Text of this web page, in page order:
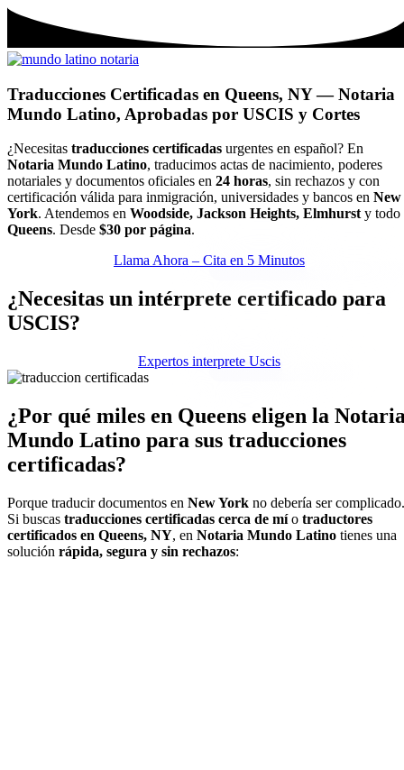
Traducciones Certificadas en Queens, NY — Notaria
Mundo Latino, Aprobadas por USCIS y Cortes
¿Necesitas traducciones certificadas urgentes en español? En
Notaria Mundo Latino, traducimos actas de nacimiento, poderes
notariales y documentos oficiales en 24 horas, sin rechazos y con
certificación válida para inmigración, universidades y bancos en New
York. Atendemos en Woodside, Jackson Heights, Elmhurst y todo
Queens. Desde $30 por página.
Llama Ahora – Cita en 5 Minutos
¿Necesitas un intérprete certificado para
USCIS?
Expertos interprete Uscis
¿Por qué miles en Queens eligen la
Mundo Latino para sus traducciones
certificadas?
Porque traducir documentos en New York no debería ser complicado.
Si buscas traducciones certificadas cerca de mío traductores
certificados en Queens, NY, en Notaria Mundo Latino tienes una
solución rápida, segura y sin rechazos: